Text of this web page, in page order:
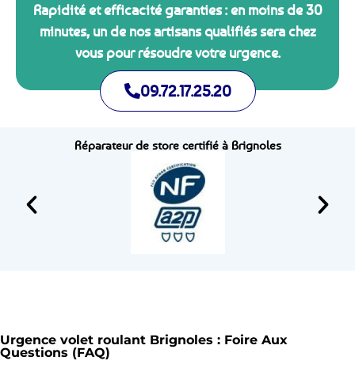
Rapidité et efficacité garanties : en moins de 30
minutes, un de nos artisans qualifiés sera chez
vous pour résoudre votre urgence.
09.72.17.25.20
Réparateur de store certifié à Brignoles
Urgence volet roulant Brignoles : Foire Aux
Questions (FAQ)